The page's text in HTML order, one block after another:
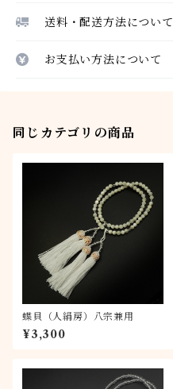
送料・配送方法について
お支払い方法について
同じカテゴリの商品
蝶貝（人絹房）八宗兼用
¥3,300